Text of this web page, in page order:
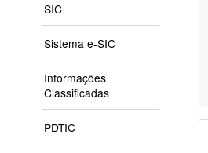
SIC
Sistema e-SIC
Informações
Classificadas
PDTIC